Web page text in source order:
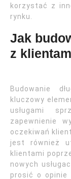
korzystać z
rynku.
Jak
z
Budowanie
kluczowy
usługami
zapewnienie
oczekiwań
jest również
klientami
nowych
prosić o opinie